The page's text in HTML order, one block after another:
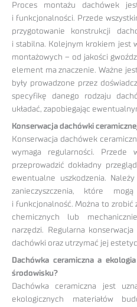
Proces montażu dachówek
i funkcjonalności. Przede
przygotowanie konstrukcji
i stabilna. Kolejnym krokiem jest
montażowych – od jakości
element ma znaczenie. Ważne
były prowadzone przez
specyfikę danego rodzaju
układać, zapobiegając
Konserwacja dachówki
Konserwacja dachówek
wymaga regularności.
przeprowadzić dokładny
ewentualne uszkodzenia.
zanieczyszczenia, które
i funkcjonalność. Można to zrobić
chemicznych lub
narzędzi. Regularna
dachówki oraz utrzymać jej
Dachówka ceramiczna a
środowisku?
Dachówka ceramiczna jest
ekologicznych materiałów